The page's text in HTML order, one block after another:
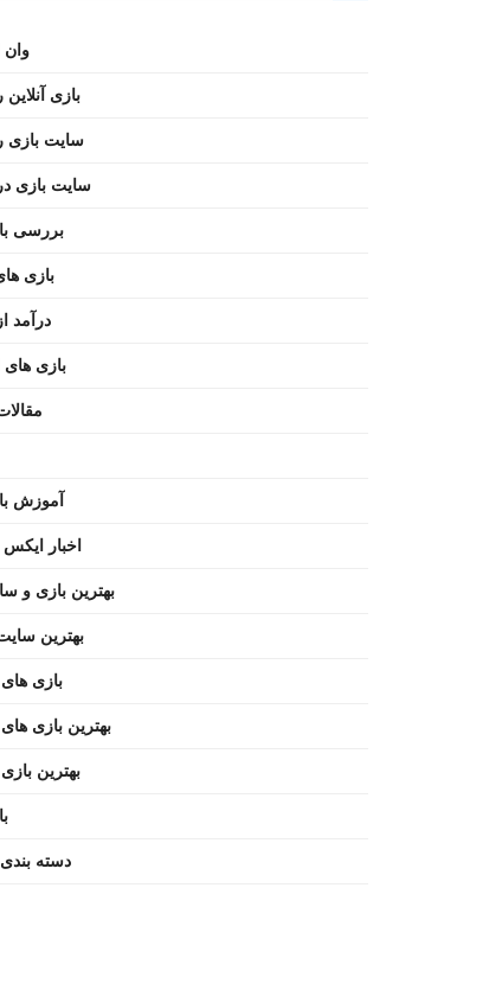
بازی آنلاین
سایت بازی
سایت بازی
بررسی
بازی
درآمد
بازی
آموزش
اخبار
بهترین بازی و
بهترین
بازی های
بهترین بازی های
بهترین بازی
دسته